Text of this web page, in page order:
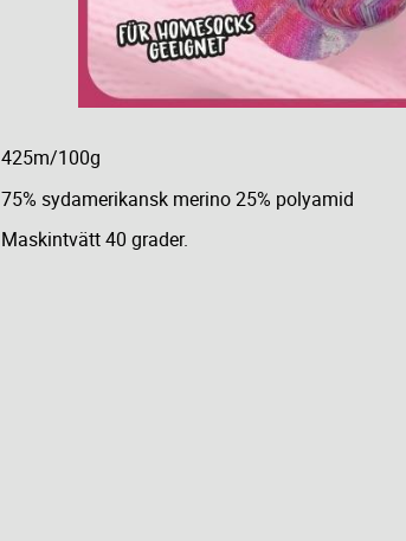
425m/100g
75% sydamerikansk merino 25% polyamid
Maskintvätt 40 grader.